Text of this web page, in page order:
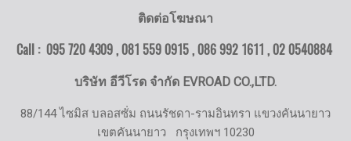
ติดต่อโฆษณา
Call : 095 720 4309 , 081 559 0915 , 086 992 1611 ,02 0540884
บริษัท อีวีโรด จำกัด EVROAD CO.,LTD.
88/144 ไซมิส บลอสซั่ม ถนนรัชดา-รามอินทรา แขวงคันนายาว
เขตคันนายาว กรุงเทพฯ 10230